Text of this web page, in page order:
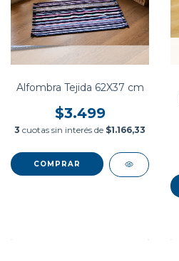
Alfombra Tejida 62X37 cm
$3.499
3 cuotas sin interés de $1.166,33